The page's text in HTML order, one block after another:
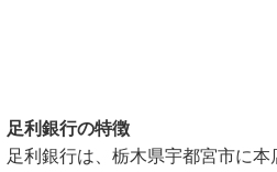
足利銀行の特徴
足利銀行は、栃木県宇都宮市に